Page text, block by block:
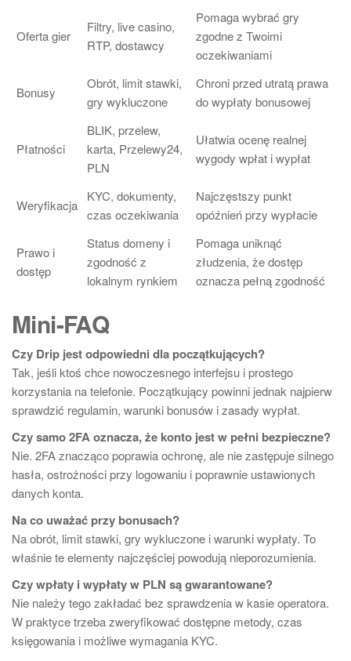
Oferta gier
Filtry, live casino,
RTP, dostawcy
Pomaga wybrać gry
zgodne z Twoimi
oczekiwaniami
Bonusy
Obrót, limit stawki,
gry wykluczone
Chroni przed utratą prawa
do wypłaty bonusowej
Płatności
BLIK, przelew,
karta, Przelewy24,
PLN
Ułatwia ocenę realnej
wygody wpłat i wypłat
Weryfikacja
KYC, dokumenty,
czas oczekiwania
Najczęstszy punkt
opóźnień przy wypłacie
Prawo i
dostęp
Status domeny i
zgodność z
lokalnym rynkiem
Pomaga uniknąć
złudzenia, że dostęp
oznacza pełną zgodność
Mini-FAQ
Czy Drip jest odpowiedni dla początkujących?
Tak, jeśli ktoś chce nowoczesnego interfejsu i prostego
korzystania na telefonie. Początkujący powinni jednak najpierw
sprawdzić regulamin, warunki bonusów i zasady wypłat.
Czy samo 2FA oznacza, że konto jest w pełni bezpieczne?
Nie. 2FA znacząco poprawia ochronę, ale nie zastępuje silnego
hasła, ostrożności przy logowaniu i poprawnie ustawionych
danych konta.
Na co uważać przy bonusach?
Na obrót, limit stawki, gry wykluczone i warunki wypłaty. To
właśnie te elementy najczęściej powodują nieporozumienia.
Czy wpłaty i wypłaty w PLN są gwarantowane?
Nie należy tego zakładać bez sprawdzenia w kasie operatora.
W praktyce trzeba zweryfikować dostępne metody, czas
księgowania i możliwe wymagania KYC.